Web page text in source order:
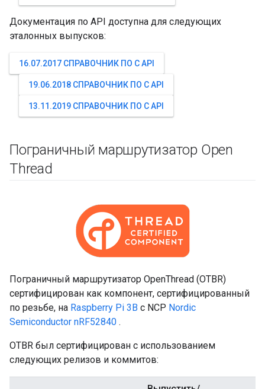
Документация по API доступна для следующих
эталонных выпусков:
16.07.2017 СПРАВОЧНИК ПО C API
19.06.2018 СПРАВОЧНИК ПО C API
13.11.2019 СПРАВОЧНИК ПО C API
Пограничный маршрутизатор Open
Thread
Пограничный маршрутизатор OpenThread (OTBR)
сертифицирован как компонент, сертифицированный
по резьбе, на Raspberry Pi 3B с NCP Nordic
Semiconductor nRF52840 .
OTBR был сертифицирован с использованием
следующих релизов и коммитов: